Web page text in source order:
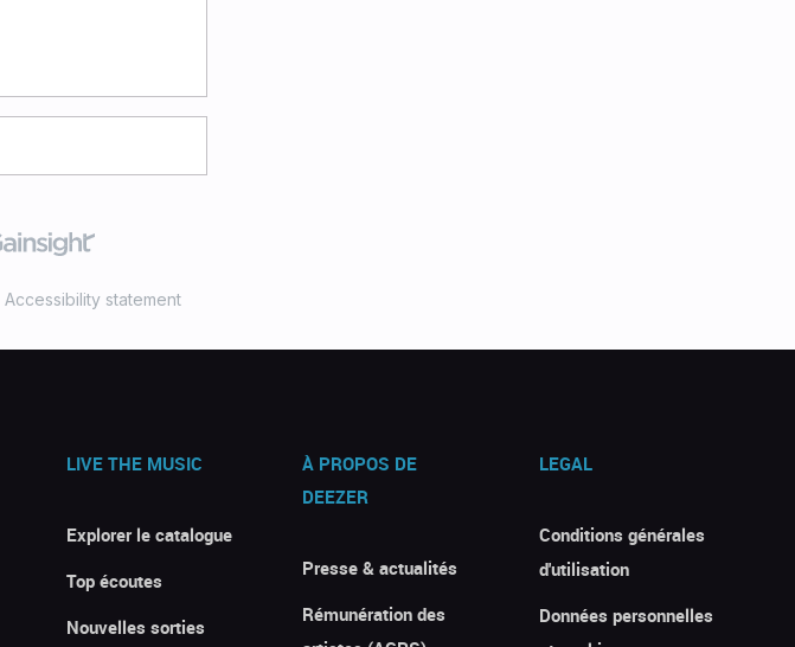
Accessibility statement
LIVE THE MUSIC
Explorer le catalogue
Top écoutes
Nouvelles sorties
À PROPOS DE
DEEZER
Presse & actualités
Rémunération des
LEGAL
Conditions générales
d'utilisation
Données personnelles